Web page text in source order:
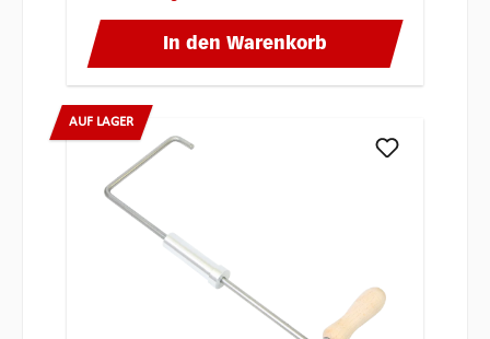
In den Warenkorb
AUF LAGER